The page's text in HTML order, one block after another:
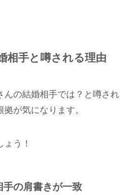
相手と噂される理由
んの結婚相手では？と噂され
が気になります。
う！
手の肩書きが一致